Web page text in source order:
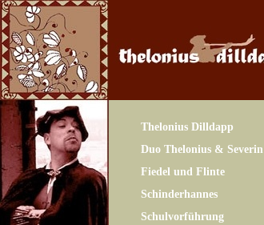
Thelonius Dilldapp
Duo Thelonius & Severin
Fiedel und Flinte
Schinderhannes
Schulvorführung